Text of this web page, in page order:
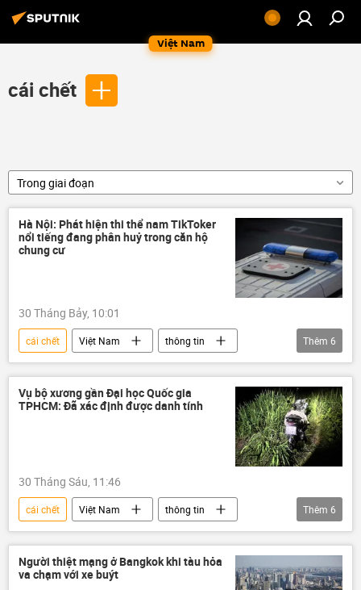
Việt Nam
cái chết
Trong giai đoạn
Hà Nội: Phát hiện thi thể nam TikToker
nổi tiếng đang phân huỷ trong căn hộ
chung cư
30 Tháng Bảy, 10:01
cái chết Việt Nam
thông tin
tử vong
xác chết
Pháp luật
công an
Bộ Công an Việt Nam
mạng xã hội
Thêm 6
Vụ bộ xương gần Đại học Quốc gia
TPHCM: Đã xác định được danh tính
30 Tháng Sáu, 11:46
cái chết Việt Nam
thông tin
tử vong
công an
công an TP.HCM
Bộ Công an Việt Nam
xác chết
điều tra
Thêm 6
Người thiệt mạng ở Bangkok khi tàu hỏa
va chạm với xe buýt